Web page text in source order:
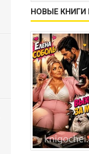
НОВЫЕ КНИГИ